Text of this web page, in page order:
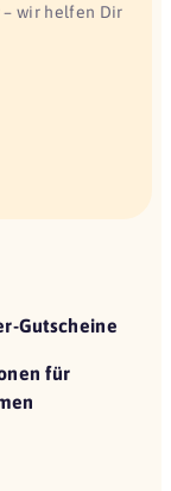
wir helfen Dir
Gutscheine
für